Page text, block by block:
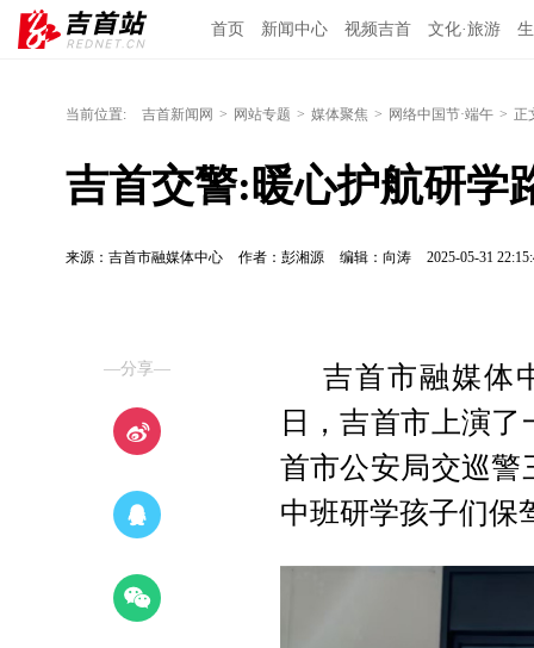
首页 新闻中心 视频吉首 文化·旅游
当前位置: 吉首新闻网 > 网站专题 > 媒体聚焦 > 网络中国节·端午 > 正
吉首交警:暖心护航研学
来源：吉首市融媒体中心 作者：彭湘源 编辑：向涛 2025-05-31
—分享—
吉首市融媒体
日，吉首市上演
首市公安局交巡警
中班研学孩子们保